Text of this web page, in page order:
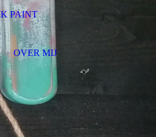
PAINT
OVER MIJ